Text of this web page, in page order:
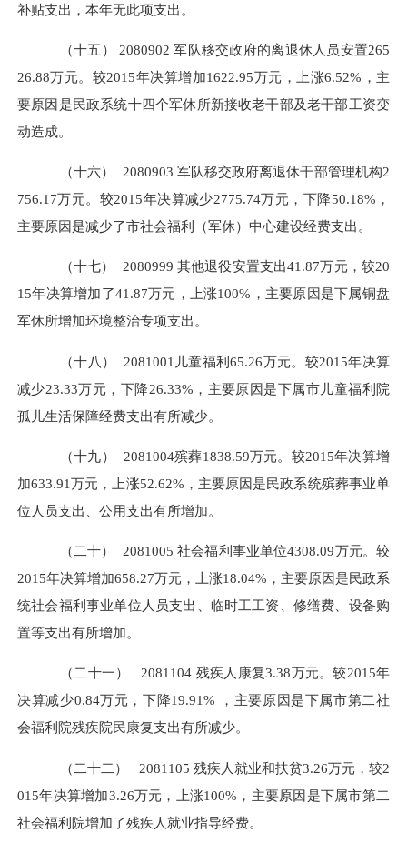
补贴支出，本年无此项支出。
（十五） 2080902 军队移交政府的离退休人员安置265
26.88万元。较2015年决算增加1622.95万元，上涨6.52%，主
要原因是民政系统十四个军休所新接收老干部及老干部工资变
动造成。
（十六） 2080903 军队移交政府离退休干部管理机构2
756.17万元。较2015年决算减少2775.74万元，下降50.18%，
主要原因是减少了市社会福利（军休）中心建设经费支出。
（十七） 2080999其他退役安置支出41.87万元，较20
15年决算增加了41.87万元，上涨100%，主要原因是下属铜盘
军休所增加环境整治专项支出。
（十八） 2081001 儿童福利65.26万元。较2015年决算
减少23.33万元，下降26.33%，主要原因是下属市儿童福利院
孤儿生活保障经费支出有所减少。
（十九） 2081004殡葬1838.59万元。较2015年决算增
加633.91万元，上涨52.62%，主要原因是民政系统殡葬事业单
位人员支出、公用支出有所增加。
（二十） 2081005 社会福利事业单位4308.09万元。较
2015年决算增加658.27万元，上涨18.04%，主要原因是民政系
统社会福利事业单位人员支出、临时工工资、修缮费、设备购
置等支出有所增加。
（二十一） 2081104 残疾人康复3.38万元。较2015年
决算减少0.84万元，下降19.91% ，主要原因是下属市第二社
会福利院残疾院民康复支出有所减少。
（二十二） 2081105 残疾人就业和扶贫3.26万元，较2
015年决算增加3.26万元，上涨100%，主要原因是下属市第二
社会福利院增加了残疾人就业指导经费。